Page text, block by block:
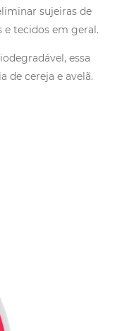
sujeiras de
e tecidos em geral.
essa
de cereja e avelã.